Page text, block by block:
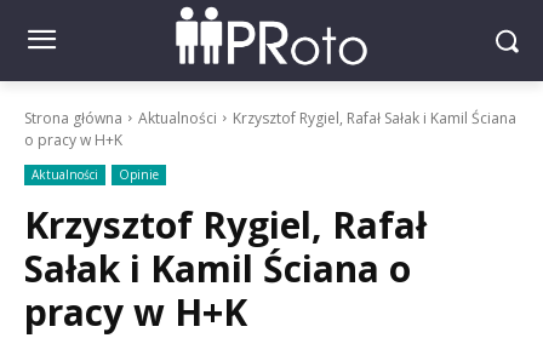
Strona główna Aktualności
Krzysztof Rygiel, Rafał Sałak i Kamil Ściana
o pracy w H+K
Aktualności Opinie
Krzysztof Rygiel, Rafał
Sałak i Kamil Ściana o
pracy w H+K